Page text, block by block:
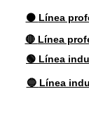
⚫ Línea
🔴 Línea
🟢 Línea
🔵 Línea